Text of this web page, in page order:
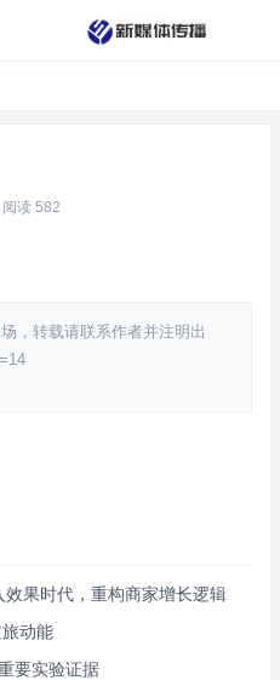
阅读 582
，转载请联系作者并注明出
果时代，重构商家增长逻辑
动能
要实验证据